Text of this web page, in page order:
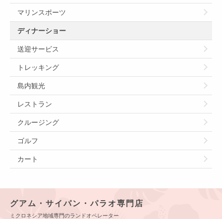
マリンスポーツ
ディナーショー
送迎サービス
トレッキング
島内観光
レストラン
クルージング
ゴルフ
カート
グアム・サイパン・パラオ専門店
ミクロネシア地域専門のランドオペレーター